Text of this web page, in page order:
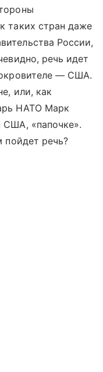
таких стран даже
России,
речь идет
— США.
или, как
НАТО Марк
США, «папочке».
пойдет речь?